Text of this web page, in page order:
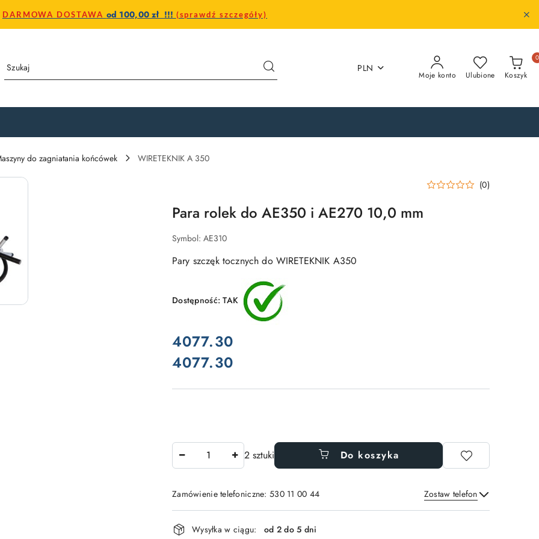
DARMOWA DOSTAWA od 100,00 zł !!! (sprawdź szczegóły)
PLN
Moje konto Ulubione Koszyk
0
do zagniatania końcówek WIRETEKNIK A 350
(0)
Para rolek do AE350 i AE270 10,0 mm
Symbol: AE310
Pary szczęk tocznych do WIRETEKNIK A350
Dostępność:TAK
cena:
4077.30
Cena:
4077.30
2 sztuki Do koszyka
Zamówienie telefoniczne: 530 11 00 44 Zostaw telefon
Wyślij
Dostępność
Wysyłka w ciągu:
od 2 do 5 dni